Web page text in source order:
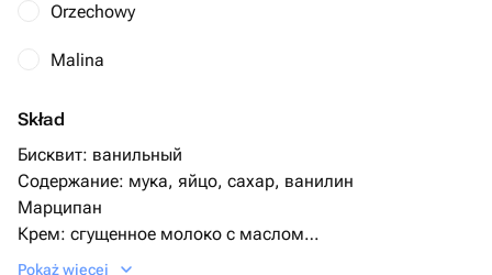
Orzechowy
Malina
Skład
Бисквит: ванильный
Содержание: мука, яйцо, сахар, ванилин
Марципан
Крем: сгущенное молоко с маслом
Крем снаружи- шоколадный ганаш и велю
Pokaż więcej